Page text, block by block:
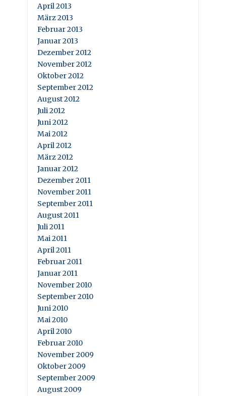
April 2013
März 2013
Februar 2013
Januar 2013
Dezember 2012
November 2012
Oktober 2012
September 2012
August 2012
Juli 2012
Juni 2012
Mai 2012
April 2012
März 2012
Januar 2012
Dezember 2011
November 2011
September 2011
August 2011
Juli 2011
Mai 2011
April 2011
Februar 2011
Januar 2011
November 2010
September 2010
Juni 2010
Mai 2010
April 2010
Februar 2010
November 2009
Oktober 2009
September 2009
August 2009